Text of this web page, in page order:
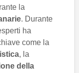
la
. Durante
ha
come la
, la
della